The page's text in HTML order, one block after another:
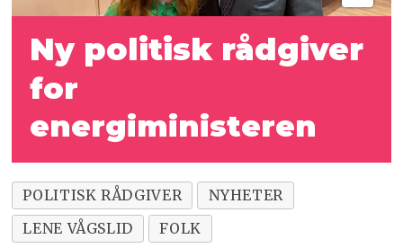
Ny politisk rådgiver
for
energiministeren
POLITISK RÅDGIVER
NYHETER
LENE VÅGSLID
FOLK